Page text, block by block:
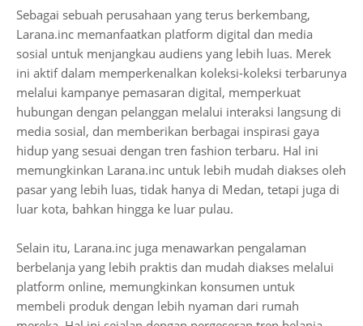
Sebagai sebuah perusahaan yang terus berkembang,
Larana.inc memanfaatkan platform digital dan media
sosial untuk menjangkau audiens yang lebih luas. Merek
ini aktif dalam memperkenalkan koleksi-koleksi terbarunya
melalui kampanye pemasaran digital, memperkuat
hubungan dengan pelanggan melalui interaksi langsung di
media sosial, dan memberikan berbagai inspirasi gaya
hidup yang sesuai dengan tren fashion terbaru. Hal ini
memungkinkan Larana.inc untuk lebih mudah diakses oleh
pasar yang lebih luas, tidak hanya di Medan, tetapi juga di
luar kota, bahkan hingga ke luar pulau.
Selain itu, Larana.inc juga menawarkan pengalaman
berbelanja yang lebih praktis dan mudah diakses melalui
platform online, memungkinkan konsumen untuk
membeli produk dengan lebih nyaman dari rumah